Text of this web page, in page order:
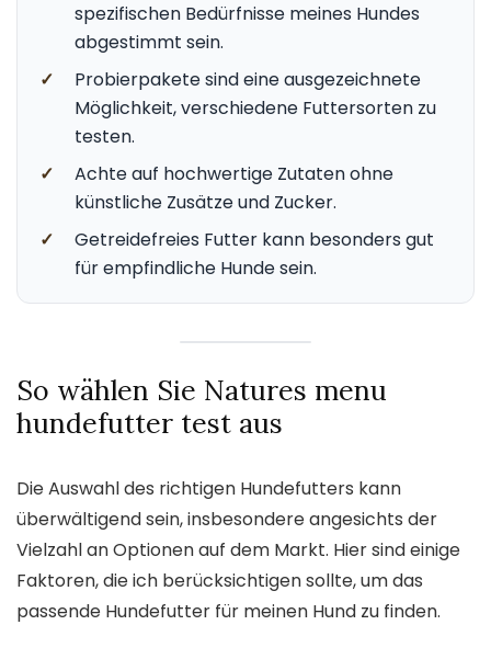
spezifischen Bedürfnisse meines Hundes
abgestimmt sein.
✓
Probierpakete sind eine ausgezeichnete
Möglichkeit, verschiedene Futtersorten zu
testen.
✓
Achte auf hochwertige Zutaten ohne
künstliche Zusätze und Zucker.
✓
Getreidefreies Futter kann besonders gut
für empfindliche Hunde sein.
So wählen Sie Natures menu
hundefutter test aus
Die Auswahl des richtigen Hundefutters kann
überwältigend sein, insbesondere angesichts der
Vielzahl an Optionen auf dem Markt. Hier sind einige
Faktoren, die ich berücksichtigen sollte, um das
passende Hundefutter für meinen Hund zu finden.